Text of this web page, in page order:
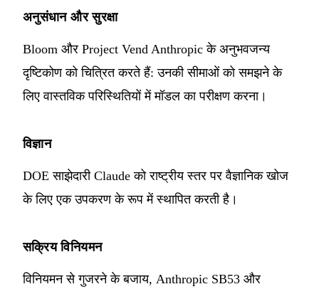
अनुसंधान और सुरक्षा
Bloom और Project Vend Anthropic के अनुभवजन्य
दृष्टिकोण को चित्रित करते हैं: उनकी सीमाओं को समझने के
लिए वास्तविक परिस्थितियों में मॉडल का परीक्षण करना।
विज्ञान
DOE साझेदारी Claude को राष्ट्रीय स्तर पर वैज्ञानिक खोज
के लिए एक उपकरण के रूप में स्थापित करती है।
सक्रिय विनियमन
विनियमन से गुजरने के बजाय, Anthropic SB53 और